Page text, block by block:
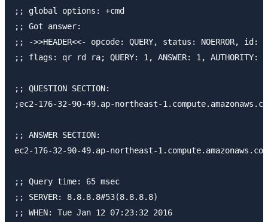
;; global options: +cmd
;; Got answer:
;; ->>HEADER<<- opcode: QUERY, status: NOERROR, id:
;; flags: qr rd ra; QUERY: 1, ANSWER: 1, AUTHORITY:
;; QUESTION SECTION:
;ec2-176-32-90-49.ap-northeast-
;; ANSWER SECTION:
ec2-176-32-90-49.ap-northeast-1.compute.amazonaws.com. 21599 IN
;; Query time: 65 msec
;; SERVER: 8.8.8.8#53(8.8.8.8)
;; WHEN: Tue Jan 12 07:23:32 2016